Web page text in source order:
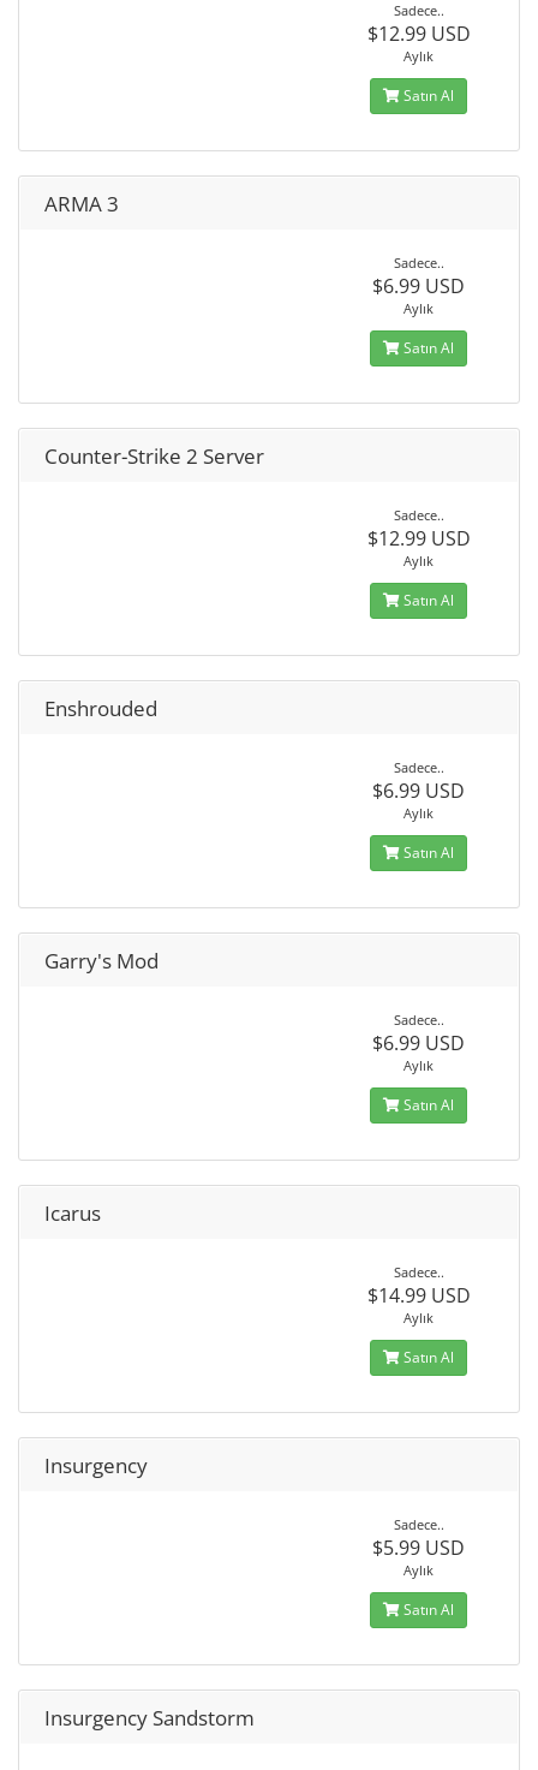
Sadece..
$12.99 USD
Aylık
Satın Al
ARMA 3
Sadece..
$6.99 USD
Aylık
Satın Al
Counter-Strike 2 Server
Sadece..
$12.99 USD
Aylık
Satın Al
Enshrouded
Sadece..
$6.99 USD
Aylık
Satın Al
Garry's Mod
Sadece..
$6.99 USD
Aylık
Satın Al
Icarus
Sadece..
$14.99 USD
Aylık
Satın Al
Insurgency
Sadece..
$5.99 USD
Aylık
Satın Al
Insurgency Sandstorm